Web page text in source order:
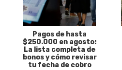
Pagos de hasta
$250.000 en agosto:
La lista completa de
bonos y cómo revisar
tu fecha de cobro